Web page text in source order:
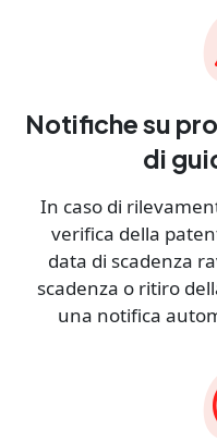
Notifiche su
di
In caso di
verifica della
data di scadenza
scadenza o ritiro
una notifica